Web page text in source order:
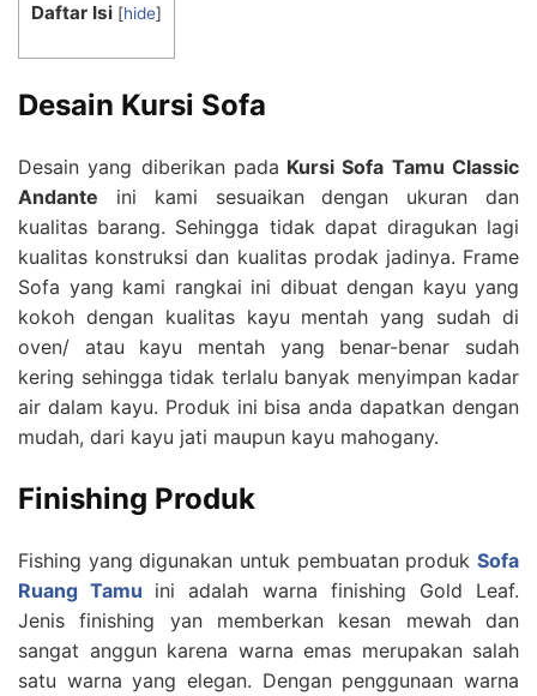
Daftar Isi [hide]
Desain Kursi Sofa
Desain yang diberikan pada Kursi Sofa Tamu Classic
Andante ini kami sesuaikan dengan ukuran dan
kualitas barang. Sehingga tidak dapat diragukan lagi
kualitas konstruksi dan kualitas prodak jadinya. Frame
Sofa yang kami rangkai ini dibuat dengan kayu yang
kokoh dengan kualitas kayu mentah yang sudah di
oven/ atau kayu mentah yang benar-benar sudah
kering sehingga tidak terlalu banyak menyimpan kadar
air dalam kayu. Produk ini bisa anda dapatkan dengan
mudah, dari kayu jati maupun kayu mahogany.
Finishing Produk
Fishing yang digunakan untuk pembuatan produk Sofa
Ruang Tamu ini adalah warna finishing Gold Leaf.
Jenis finishing yan memberkan kesan mewah dan
sangat anggun karena warna emas merupakan salah
satu warna yang elegan. Dengan penggunaan warna